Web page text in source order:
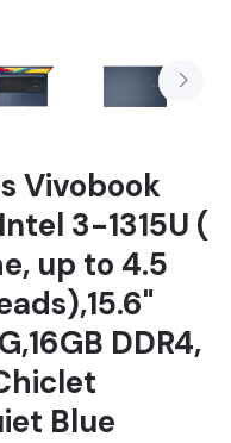
Vivobook
3-1315U (
up to 4.5
DDR4,
Blue